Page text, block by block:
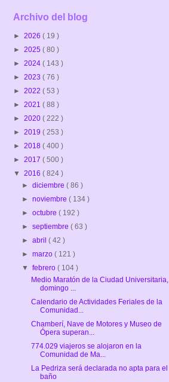
Archivo del blog
► 2026 ( 19 )
► 2025 ( 80 )
► 2024 ( 143 )
► 2023 ( 76 )
► 2022 ( 53 )
► 2021 ( 88 )
► 2020 ( 222 )
► 2019 ( 253 )
► 2018 ( 400 )
► 2017 ( 500 )
▼ 2016 ( 824 )
►diciembre( 86 )
►noviembre( 134 )
►octubre( 192 )
►septiembre( 63 )
►abril( 42 )
►marzo( 121 )
▼febrero( 104 )
Medio Maratón de la Ciudad Universitaria,
domingo ...
Calendario de Actividades Feriales de la
Comunidad...
Chamberí, Nave de Motores y Museo de
Ópera superan...
774.029 viajeros se alojaron en la
Comunidad de Ma...
La Pedriza será declarada no apta para el
baño